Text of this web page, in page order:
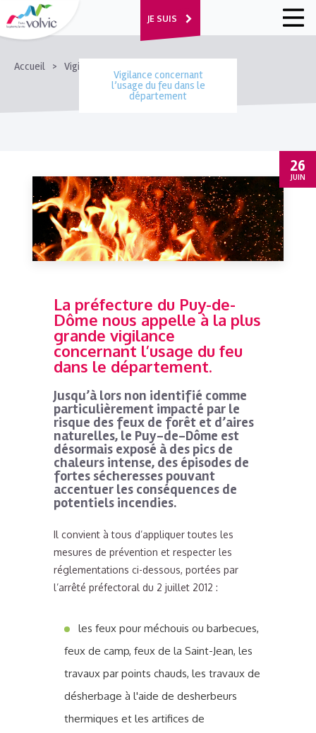
JE SUIS
FIL
D'ARIANE
Accueil
Vigilance concernant
l’usage du feu dans le
département
26
JUIN
La préfecture du Puy-de-
Dôme nous appelle à la plus
grande vigilance
concernant l’usage du feu
dans le département.
Jusqu’à lors non identifié comme
particulièrement impacté par le
risque des feux de forêt et d’aires
naturelles, le Puy-de-Dôme est
désormais exposé à des pics de
chaleurs intense, des épisodes de
fortes sécheresses pouvant
accentuer les conséquences de
potentiels incendies.
Il convient à tous d’appliquer toutes les
mesures de prévention et respecter les
réglementations ci-dessous, portées par
l’arrêté préfectoral du 2 juillet 2012 :
les feux pour méchouis ou barbecues,
feux de camp, feux de la Saint-Jean, les
travaux par points chauds, les travaux de
désherbage à l'aide de desherbeurs
thermiques et les artifices de